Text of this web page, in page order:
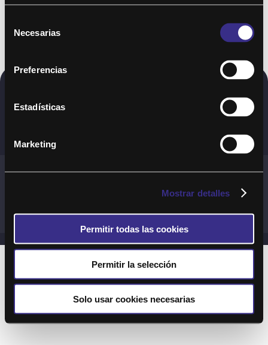
Necesarias
Preferencias
Estadísticas
Marketing
Mostrar detalles
Permitir todas las cookies
Permitir la selección
Solo usar cookies necesarias
Copyright © 2020. Todos los derechos
Términos y Cond. Generales de uso del Servicio
Preguntas Frecuentes